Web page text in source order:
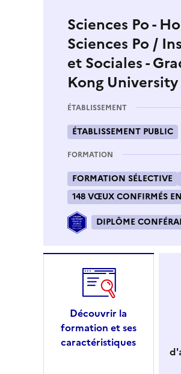
Sciences Po -
Sciences Po /
et Sociales -
Kong University
ÉTABLISSEMENT
ÉTABLISSEMENT PUBLIC
FORMATION
FORMATION SÉLECTIVE
148 VŒUX CONFIRMÉS
DIPLÔME
Découvrir la
formation et ses
caractéristiques